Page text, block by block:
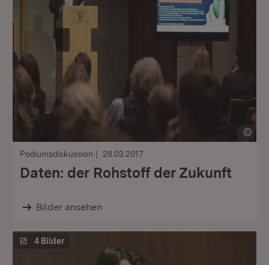
Podiumsdiskussion 28.03.2017
Daten: der Rohstoff der Zukunft
Bilder ansehen
4 Bilder